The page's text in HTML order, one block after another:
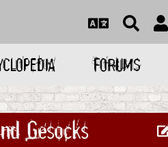
FORUMS
Gesocks